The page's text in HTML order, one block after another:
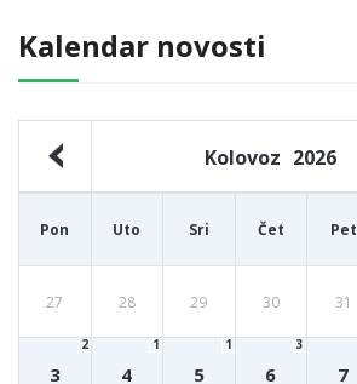
Kalendar novosti
Kolovoz 2026
Pon Uto Sri Čet Pet
27 28 29 30 31
3
2
4
1
5
1
6
3
7